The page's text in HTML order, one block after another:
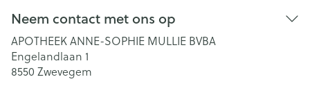
Neem contact met ons op
APOTHEEK ANNE-SOPHIE MULLIE BVBA
Engelandlaan 1
8550 Zwevegem